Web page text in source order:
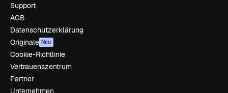
Support
AGB
Datenschutzerklärung
Originale Neu
Cookie-Richtlinie
Vertrauenszentrum
Partner
Unternehmen